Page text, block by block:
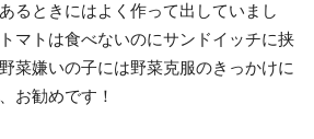
るときにはよく作って出していまし
マトは食べないのにサンドイッチに挟
菜嫌いの子には野菜克服のきっかけに
お勧めです！